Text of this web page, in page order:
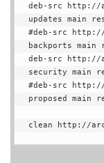
deb-src http://
updates main
#deb-src http://
backports
deb-src http://
security main
#deb-src http://
proposed main
clean http://